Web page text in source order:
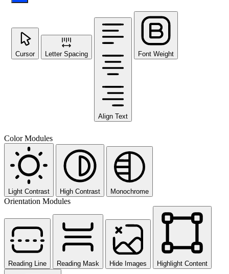
Cursor Letter Spacing
Align Text
Font Weight
Color Modules
Light Contrast High Contrast Monochrome
Orientation Modules
Reading Line Reading Mask Hide Images Highlight Content